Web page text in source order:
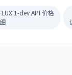
dev API 价格